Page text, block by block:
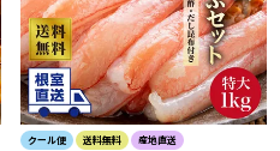
クール便 送料無料 産地直送